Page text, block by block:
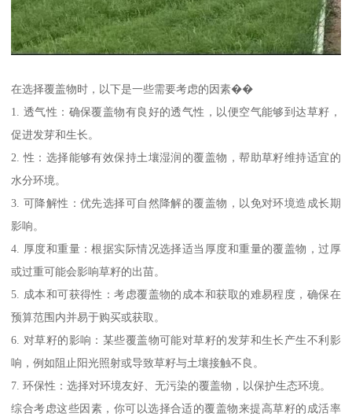
在选择覆盖物时，以下是一些需要考虑的因素��
1. 透气性：确保覆盖物有良好的透气性，以便空气能够到达草籽，
促进发芽和生长。
2. 性：选择能够有效保持土壤湿润的覆盖物，帮助草籽维持适宜的
水分环境。
3. 可降解性：优先选择可自然降解的覆盖物，以免对环境造成长期
影响。
4. 厚度和重量：根据实际情况选择适当厚度和重量的覆盖物，过厚
或过重可能会影响草籽的出苗。
5. 成本和可获得性：考虑覆盖物的成本和获取的难易程度，确保在
预算范围内并易于购买或获取。
6. 对草籽的影响：某些覆盖物可能对草籽的发芽和生长产生不利影
响，例如阻止阳光照射或导致草籽与土壤接触不良。
7. 环保性：选择对环境友好、无污染的覆盖物，以保护生态环境。
综合考虑这些因素，你可以选择合适的覆盖物来提高草籽的成活率